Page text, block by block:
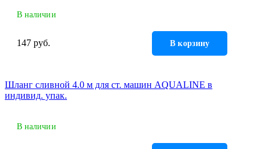
В наличии
147 руб. В корзину
Шланг сливной 4.0 м для ст. машин AQUALINE в
индивид. упак.
В наличии